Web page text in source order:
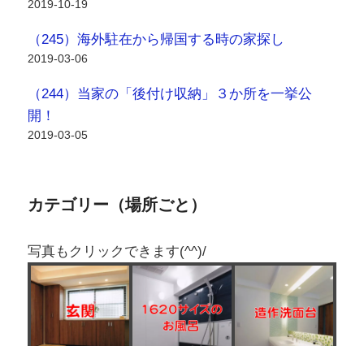
2019-10-19
（245）海外駐在から帰国する時の家探し
2019-03-06
（244）当家の「後付け収納」３か所を一挙公
開！
2019-03-05
カテゴリー（場所ごと）
写真もクリックできます(^^)/